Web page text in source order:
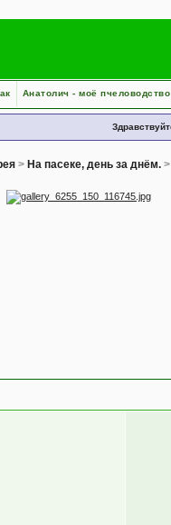
Анатолич - моё пчеловодство
> На пасеке, день за днём.